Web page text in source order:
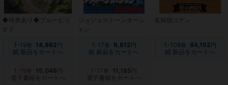
◆特典あり◆ブルーピリ
1-19巻 14,982 円
紙 新品をカートへ
1-19 15,048
電子書籍をカートへ
ジョジョストーンオーシ
ャン
1-17巻 9,812 円
紙 新品をカートへ
1-17 11,185
電子書籍をカートへ
名探偵コナン
1-108巻 64,152 円
紙 新品をカートへ